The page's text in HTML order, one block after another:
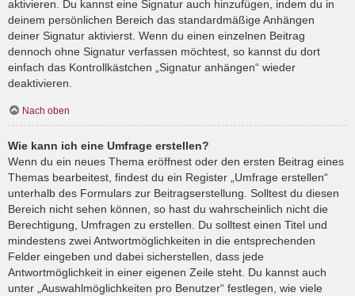
aktivieren. Du kannst eine Signatur auch hinzufügen, indem du in
deinem persönlichen Bereich das standardmäßige Anhängen
deiner Signatur aktivierst. Wenn du einen einzelnen Beitrag
dennoch ohne Signatur verfassen möchtest, so kannst du dort
einfach das Kontrollkästchen „Signatur anhängen“ wieder
deaktivieren.
Nach oben
Wie kann ich eine Umfrage erstellen?
Wenn du ein neues Thema eröffnest oder den ersten Beitrag eines
Themas bearbeitest, findest du ein Register „Umfrage erstellen“
unterhalb des Formulars zur Beitragserstellung. Solltest du diesen
Bereich nicht sehen können, so hast du wahrscheinlich nicht die
Berechtigung, Umfragen zu erstellen. Du solltest einen Titel und
mindestens zwei Antwortmöglichkeiten in die entsprechenden
Felder eingeben und dabei sicherstellen, dass jede
Antwortmöglichkeit in einer eigenen Zeile steht. Du kannst auch
unter „Auswahlmöglichkeiten pro Benutzer“ festlegen, wie viele